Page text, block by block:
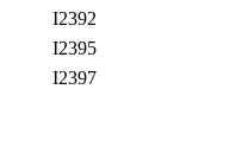
I2392
I2395
I2397